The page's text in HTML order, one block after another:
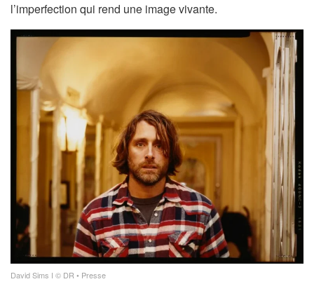
l’imperfection qui rend une image vivante.
David Sims I © DR • Presse